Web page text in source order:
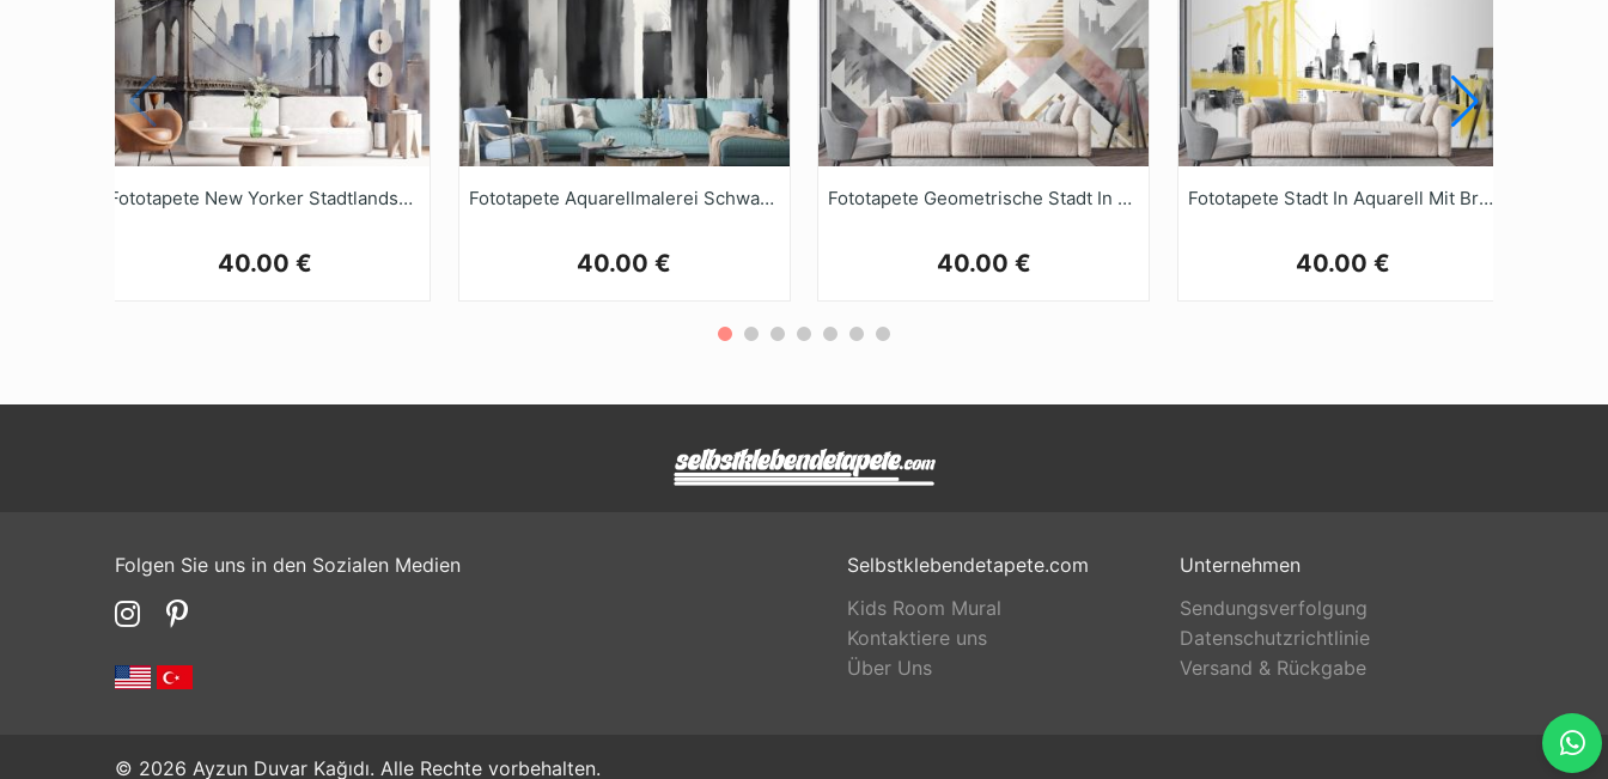
Fototapete New Yorker Stadtlandschaft Mit Aquarellmalerei
40.00 €
Fototapete Aquarellmalerei SchwarzWeißArchitektur
40.00 €
Fototapete Geometrische Stadt In Aquarell
40.00 €
Fototapete Stadt In Aquarell Mit Brooklyn Bridge
40.00 €
Folgen Sie uns in den Sozialen Medien
Selbstklebendetapete.com
Kids Room Mural
Kontaktiere uns
Über Uns
Unternehmen
Sendungsverfolgung
Datenschutzrichtlinie
Versand & Rückgabe
© 2026 Ayzun Duvar Kağıdı. Alle Rechte vorbehalten.